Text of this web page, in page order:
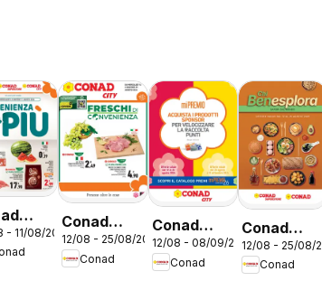
- 11/08/2026
Conad
volantino
City Lazio
12/08 - 25/08/2026
Conad
Conad
volantino
City Mi
12/08 - 08/09/2026
Conad
Conad
volantino
Benesplora
12/08 - 25/08/
Conad